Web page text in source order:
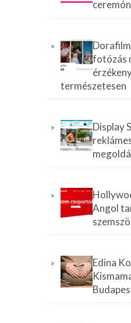
fotózás
természetesen
Display
Angol
Edina